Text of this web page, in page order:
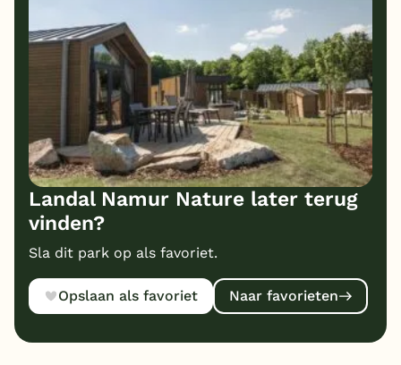
Landal Namur Nature later terug
vinden?
Sla dit park op als favoriet.
Opslaan als favoriet Naar favorieten